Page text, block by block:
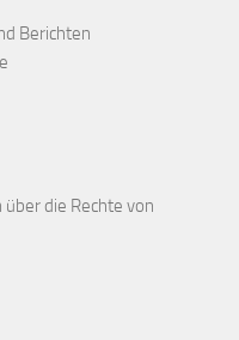
Berichten
die Rechte von